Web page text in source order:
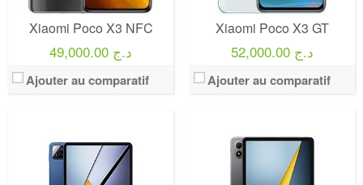
Xiaomi Poco X3 NFC
49,000.00 د.ج
Ajouter au comparatif
Xiaomi Poco X3 GT
52,000.00 د.ج
Ajouter au comparatif